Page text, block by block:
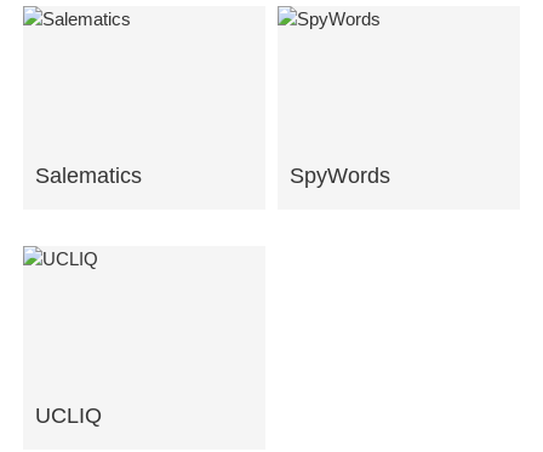
Salematics SpyWords
UCLIQ